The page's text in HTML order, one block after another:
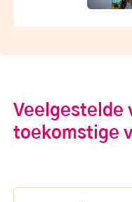
Veelgestelde
toekomstige